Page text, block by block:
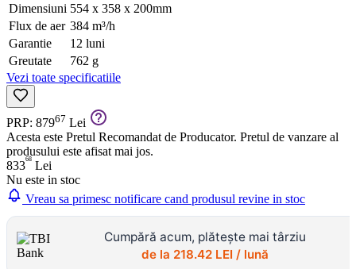
Dimensiuni 554 x 358 x 200mm
Flux de aer 384 m³/h
Garantie
12 luni
Greutate
762 g
Vezi toate specificatiile
PRP: 87967 Lei
Acesta este Pretul Recomandat de Producator. Pretul de vanzare al
produsului este afisat mai jos.
83368 Lei
Nu este in stoc
Vreau sa primesc notificare cand produsul revine in stoc
Cumpără acum, plătește mai târziu
de la 218.42 LEI / lună